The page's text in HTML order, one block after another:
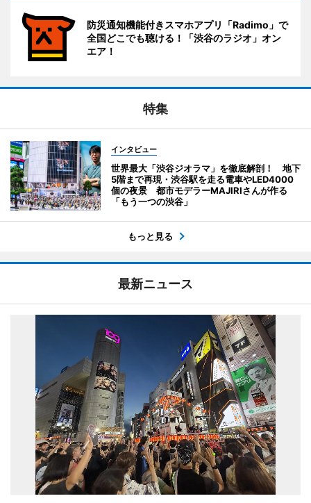
防災通知機能付きスマホアプリ「Radimo」で
全国どこでも聴ける！「渋谷のラジオ」オン
エア！
特集
インタビュー
世界最大「渋谷ジオラマ」を徹底解剖！ 地下
5階まで再現・渋谷駅を走る電車やLED4000
個の夜景 都市モデラーMAJIRIさんが作る
「もう一つの渋谷」
もっと見る
最新ニュース